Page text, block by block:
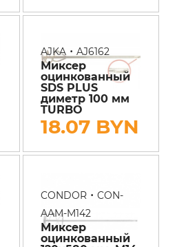
AJKA •AJ6162
Миксер
оцинкованный
SDS PLUS
диметр 100 мм
TURBO
18.07 BYN
CONDOR •CON-
AAM-M142
Миксер
оцинкованный